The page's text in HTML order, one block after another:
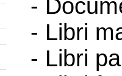
-
- Libri
- Libri